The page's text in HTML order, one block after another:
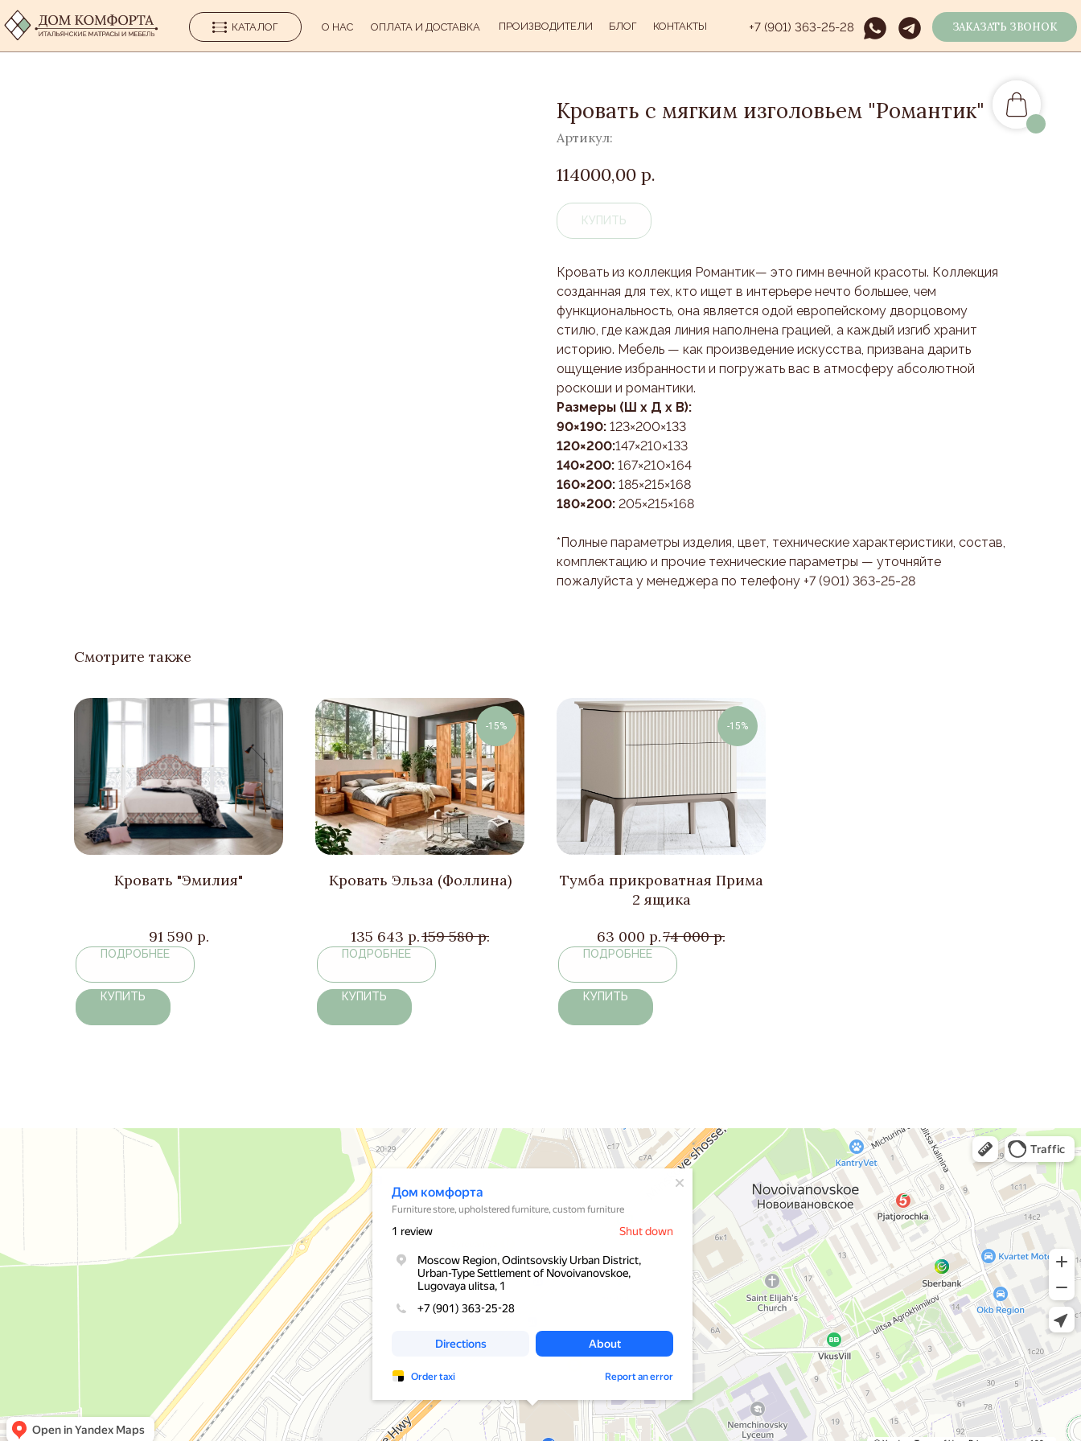
КАТАЛОГ О НАС ОПЛАТА И ДОСТАВКА ПРОИЗВОДИТЕЛИ ЗАКАЗАТЬ ЗВОНОК
+7 (901) 363-25-28
КОНТАКТЫ
БЛОГ
Кровать с мягким изголовьем "Романтик"
Артикул:
114000,00 р.
КУПИТЬ
Кровать из коллекция Романтик— это гимн вечной красоты. Коллекция
созданная для тех, кто ищет в интерьере нечто большее, чем
функциональность, она является одой европейскому дворцовому
стилю, где каждая линия наполнена грацией, а каждый изгиб хранит
историю. Мебель — как произведение искусства, призвана дарить
ощущение избранности и погружать вас в атмосферу абсолютной
роскоши и романтики.
Размеры (Ш х Д х В):
90×190: 123×200×133
120×200:147×210×133
140×200: 167×210×164
160×200: 185×215×168
180×200: 205×215×168
*Полные параметры изделия, цвет, технические характеристики, состав,
комплектацию и прочие технические параметры — уточняйте
пожалуйста у менеджера по телефону +7 (901) 363-25-28
Смотрите также
Кровать "Эмилия"
91 590 р.
ПОДРОБНЕЕ
КУПИТЬ
-15%
Кровать Эльза (Фоллина)
135 643 р.159 580 р.
ПОДРОБНЕЕ
КУПИТЬ
-15%
Тумба прикроватная Прима
2 ящика
63 000 р.74 000 р.
ПОДРОБНЕЕ
КУПИТЬ
Магазин мебели в Москве и Московской области
Мягкая мебель в Москве и Московской области